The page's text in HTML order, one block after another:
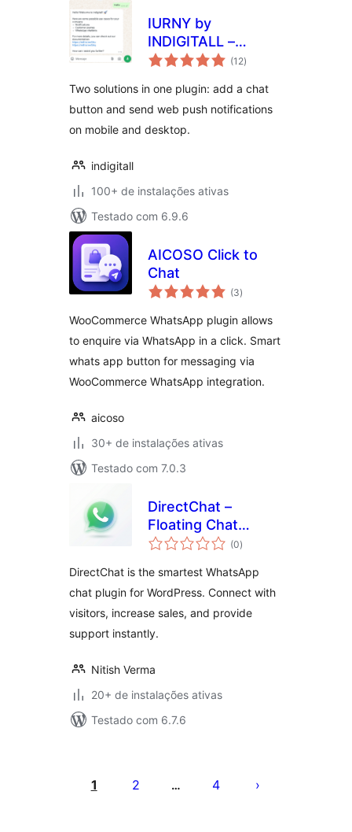
IURNY by
INDIGITALL –
Instant Chat, Web
(12total
de
)
Two solutions in one plugin: add a chat
button and send web push notifications
on mobile and desktop.
indigitall
100+ de instalações ativas
Testado com 6.9.6
AICOSO Click to
Chat
(3total
de
)
WooCommerce WhatsApp plugin allows
to enquire via WhatsApp in a click. Smart
whats app button for messaging via
WooCommerce WhatsApp integration.
aicoso
30+ de instalações ativas
Testado com 7.0.3
DirectChat –
Floating Chat
Button
(0total
de
)
DirectChat is the smartest WhatsApp
chat plugin for WordPress. Connect with
visitors, increase sales, and provide
support instantly.
Nitish Verma
20+ de instalações ativas
Testado com 6.7.6
1 2 … 4